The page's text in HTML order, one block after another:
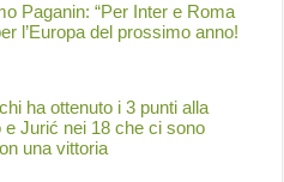
Paganin: “Per Inter e Roma
l’Europa del prossimo anno!
ha ottenuto i 3 punti alla
Jurić nei 18 che ci sono
una vittoria